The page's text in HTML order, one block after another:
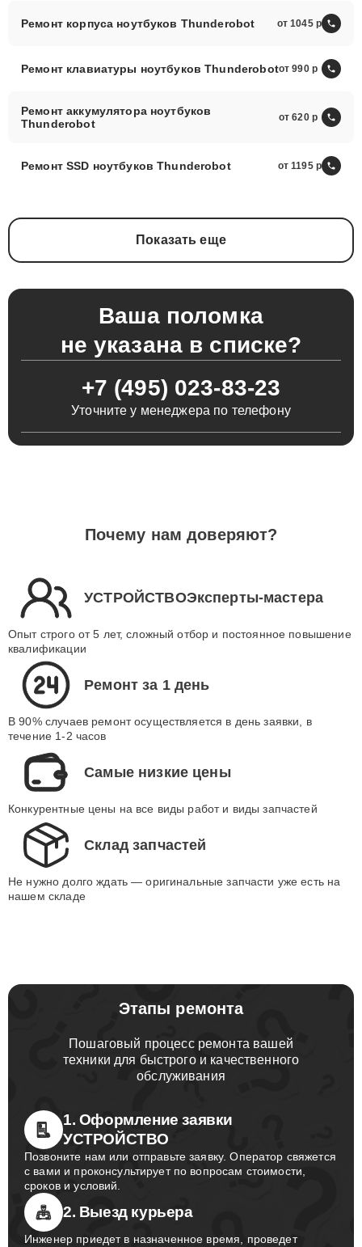
Ремонт корпуса ноутбуков Thunderobot от 1045
Ремонт клавиатуры ноутбуков Thunderobotот 990
Ремонт аккумулятора ноутбуков
Thunderobot
от 620
Ремонт SSD ноутбуков Thunderobot от 1195
Показать еще
Ваша поломка
не указана в списке?
+7 (495) 023-83-23
Уточните у менеджера по телефону
Почему нам доверяют?
УСТРОЙСТВОЭксперты-мастера
Опыт строго от 5 лет, сложный отбор и постоянное повышение
квалификации
Ремонт за 1 день
В 90% случаев ремонт осуществляется в день заявки, в
течение 1-2 часов
Самые низкие цены
Конкурентные цены на все виды работ и виды запчастей
Склад запчастей
Не нужно долго ждать — оригинальные запчасти уже есть на
нашем складе
Этапы ремонта
Пошаговый процесс ремонта вашей
техники для быстрого и качественного
обслуживания
1. Оформление заявки
УСТРОЙСТВО
Позвоните нам или отправьте заявку. Оператор свяжется
с вами и проконсультирует по вопросам стоимости,
сроков и условий.
2. Выезд курьера
Инженер приедет в назначенное время, проведет